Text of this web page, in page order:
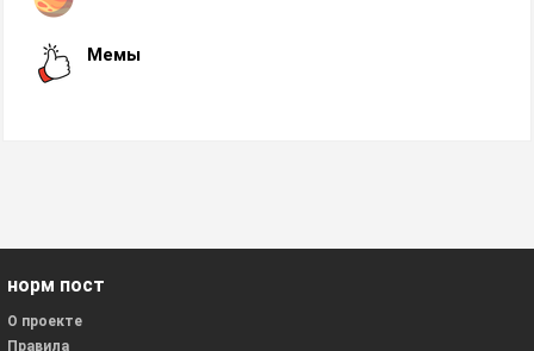
Мемы
норм пост
О проекте
Правила